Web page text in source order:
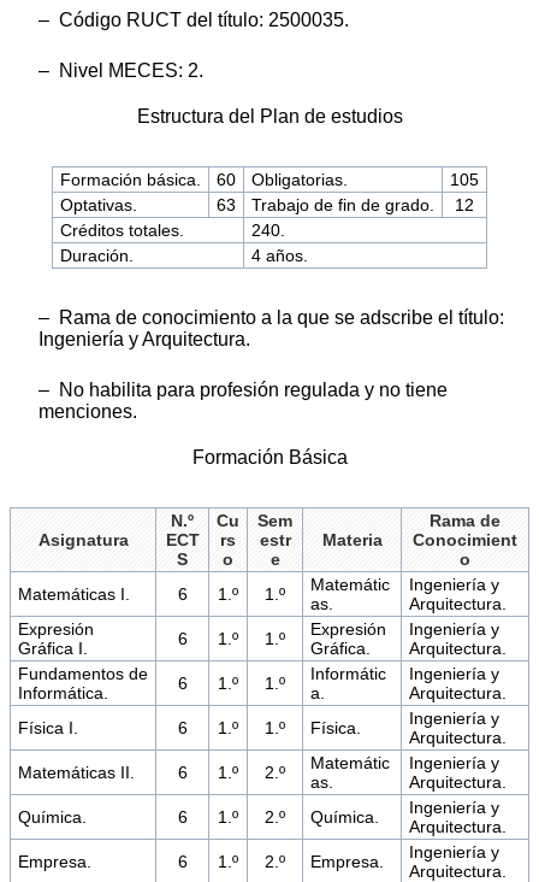
– Código RUCT del título: 2500035.
– Nivel MECES: 2.
Estructura del Plan de estudios
Formación básica. 60 Obligatorias.
105
Optativas.
63 Trabajo de fin de grado.
12
Créditos totales.
240.
Duración.
4 años.
– Rama de conocimiento a la que se adscribe el título:
Ingeniería y Arquitectura.
– No habilita para profesión regulada y no tiene
menciones.
Formación Básica
Asignatura
N.º
ECT
S
Cu
rs
o
Sem
estr
e
Materia
Rama de
Conocimient
o
Matemáticas I.
6 1.º 1.º
Matemátic
as.
Ingeniería y
Arquitectura.
Expresión
Gráfica I.
6 1.º 1.º
Expresión
Gráfica.
Ingeniería y
Arquitectura.
Fundamentos de
Informática.
6 1.º 1.º
Informátic
a.
Ingeniería y
Arquitectura.
Física I.
6 1.º 1.º Física.
Ingeniería y
Arquitectura.
Matemáticas II.
6 1.º 2.º
Matemátic
as.
Ingeniería y
Arquitectura.
Química.
6 1.º 2.º Química.
Ingeniería y
Arquitectura.
Empresa.
6 1.º 2.º Empresa.
Ingeniería y
Arquitectura.